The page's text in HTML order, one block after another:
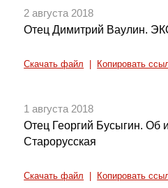
2 августа 2018
Отец Димитрий Ваулин.
Скачать файл Копировать
1 августа 2018
Отец Георгий Бусыгин. Об
Старорусская
Скачать файл Копировать